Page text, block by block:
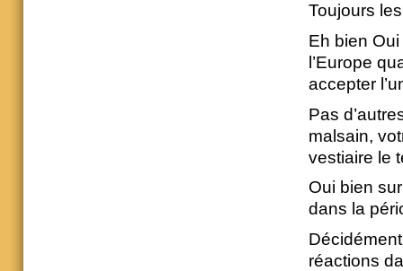
Toujours
Eh bien
l’Europe
accepter
Pas
malsain,
vestiaire le
Oui bien
dans la
réactions